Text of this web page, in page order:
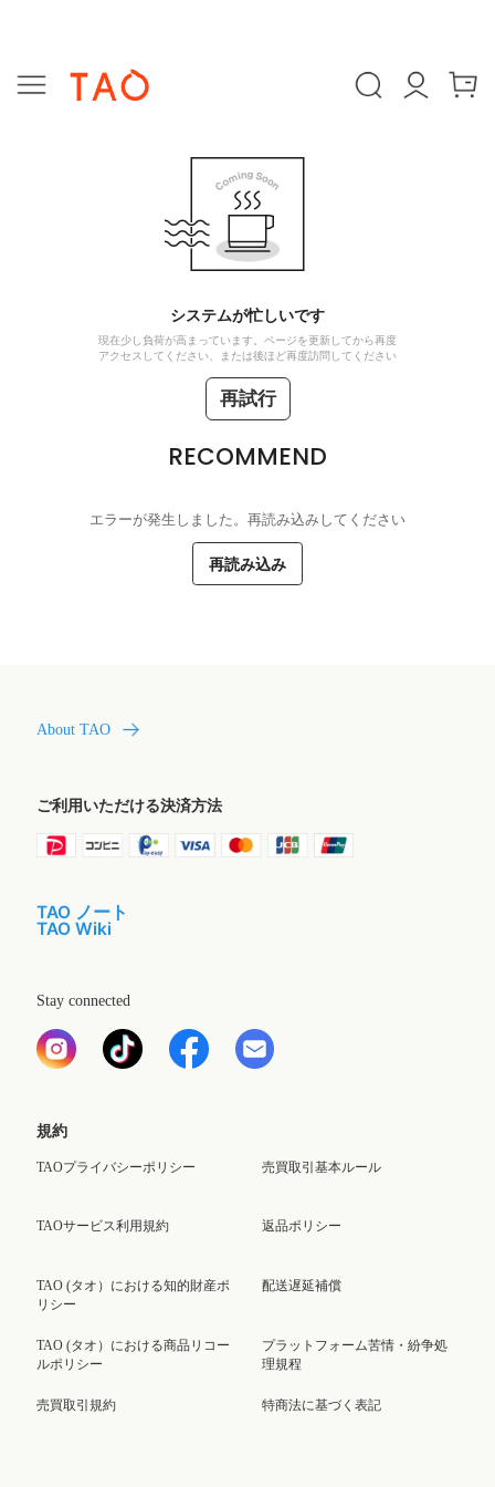
システムが忙しいです
現在少し負荷が高まっています。ページを更新してから再度
アクセスしてください、または後ほど再度訪問してください
再試行
RECOMMEND
エラーが発生しました。再読み込みしてください
再読み込み
About TAO
ご利用いただける決済方法
TAO ノート
TAO Wiki
Stay connected
規約
TAOプライバシーポリシー
TAOサービス利用規約
TAO (タオ）における知的財産ポ
リシー
TAO (タオ）における商品リコー
ルポリシー
売買取引規約
売買取引基本ルール
返品ポリシー
配送遅延補償
プラットフォーム苦情・紛争処
理規程
特商法に基づく表記